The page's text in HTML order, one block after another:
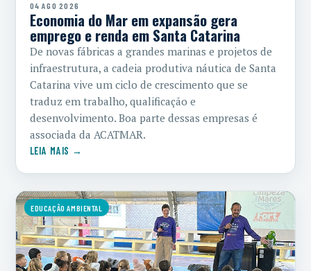
04 AGO 2026
Economia do Mar em expansão gera
emprego e renda em Santa Catarina
De novas fábricas a grandes marinas e projetos de
infraestrutura, a cadeia produtiva náutica de Santa
Catarina vive um ciclo de crescimento que se
traduz em trabalho, qualificação e
desenvolvimento. Boa parte dessas empresas é
associada da ACATMAR.
LEIA MAIS →
EDUCAÇÃO AMBIENTAL